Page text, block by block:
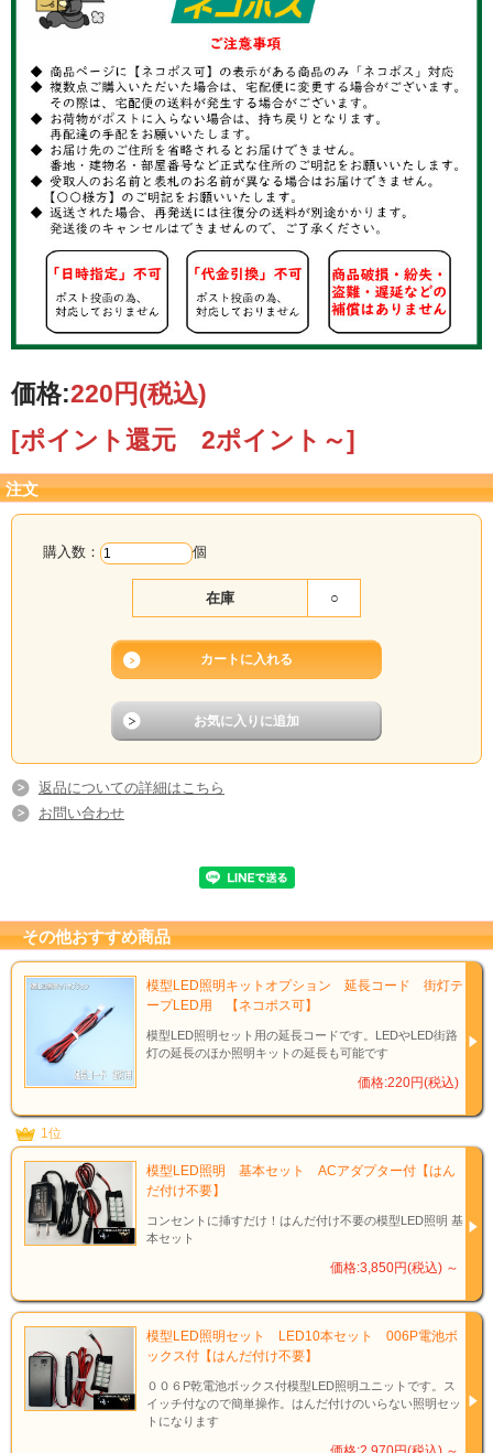
価格:220円(税込)
[ポイント還元 2ポイント～]
注文
購入数： 個
在庫 ○
返品についての詳細はこちら
お問い合わせ
その他おすすめ商品
模型LED照明キットオプション 延長コード 街灯テ
ープLED用 【ネコポス可】
模型LED照明セット用の延長コードです。LEDやLED街路
灯の延長のほか照明キットの延長も可能です
価格:220円(税込)
1位
模型LED照明 基本セット ACアダプター付【はん
だ付け不要】
コンセントに挿すだけ！はんだ付け不要の模型LED照明 基
本セット
価格:3,850円(税込) ～
模型LED照明セット LED10本セット 006P電池ボ
ックス付【はんだ付け不要】
００６P乾電池ボックス付模型LED照明ユニットです。ス
イッチ付なので簡単操作。はんだ付けのいらない照明セッ
トになります